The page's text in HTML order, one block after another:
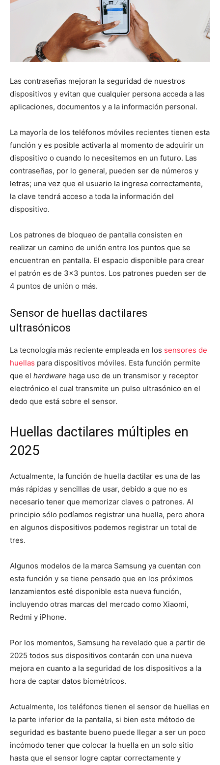
Las contraseñas mejoran la seguridad de nuestros
dispositivos y evitan que cualquier persona acceda a las
aplicaciones, documentos y a la información personal.
La mayoría de los teléfonos móviles recientes tienen esta
función y es posible activarla al momento de adquirir un
dispositivo o cuando lo necesitemos en un futuro. Las
contraseñas, por lo general, pueden ser de números y
letras; una vez que el usuario la ingresa correctamente,
la clave tendrá acceso a toda la información del
dispositivo.
Los patrones de bloqueo de pantalla consisten en
realizar un camino de unión entre los puntos que se
encuentran en pantalla. El espacio disponible para crear
el patrón es de 3×3 puntos. Los patrones pueden ser de
4 puntos de unión o más.
Sensor de huellas dactilares
ultrasónicos
La tecnología más reciente empleada en los sensores de
huellas para dispositivos móviles. Esta función permite
que el hardware haga uso de un transmisor y receptor
electrónico el cual transmite un pulso ultrasónico en el
dedo que está sobre el sensor.
Huellas dactilares múltiples en
2025
Actualmente, la función de huella dactilar es una de las
más rápidas y sencillas de usar, debido a que no es
necesario tener que memorizar claves o patrones. Al
principio sólo podíamos registrar una huella, pero ahora
en algunos dispositivos podemos registrar un total de
tres.
Algunos modelos de la marca Samsung ya cuentan con
esta función y se tiene pensado que en los próximos
lanzamientos esté disponible esta nueva función,
incluyendo otras marcas del mercado como Xiaomi,
Redmi y iPhone.
Por los momentos, Samsung ha revelado que a partir de
2025 todos sus dispositivos contarán con una nueva
mejora en cuanto a la seguridad de los dispositivos a la
hora de captar datos biométricos.
Actualmente, los teléfonos tienen el sensor de huellas en
la parte inferior de la pantalla, si bien este método de
seguridad es bastante bueno puede llegar a ser un poco
incómodo tener que colocar la huella en un solo sitio
hasta que el sensor logre captar correctamente y